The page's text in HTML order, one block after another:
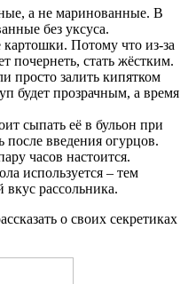
а не маринованные. В
без уксуса.
Потому что из-за
почернеть, стать жёстким.
просто залить кипятком
будет прозрачным, а время
сыпать её в бульон при
после введения огурцов.
часов настоится.
используется – тем
рассольника.
о своих секретиках